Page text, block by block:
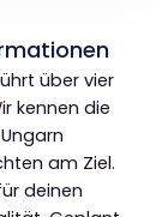
über vier
kennen die
am Ziel.
deinen